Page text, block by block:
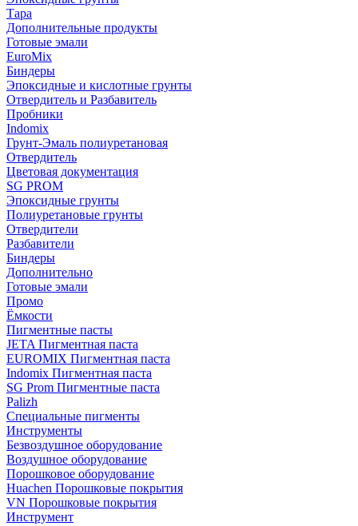
Тара
Дополнительные продукты
Готовые эмали
EuroMix
Биндеры
Эпоксидные и кислотные грунты
Отвердитель и Разбавитель
Пробники
Indomix
Грунт-Эмаль полиуретановая
Отвердитель
Цветовая документация
SG PROM
Эпоксидные грунты
Полиуретановые грунты
Отвердители
Разбавители
Биндеры
Дополнительно
Готовые эмали
Промо
Ёмкости
Пигментные пасты
JETA Пигментная паста
EUROMIX Пигментная паста
Indomix Пигментная паста
SG Prom Пигментные паста
Palizh
Специальные пигменты
Инструменты
Безвоздушное оборудование
Воздушное оборудование
Порошковое оборудование
Huachen Порошковые покрытия
VN Порошковые покрытия
Инструмент